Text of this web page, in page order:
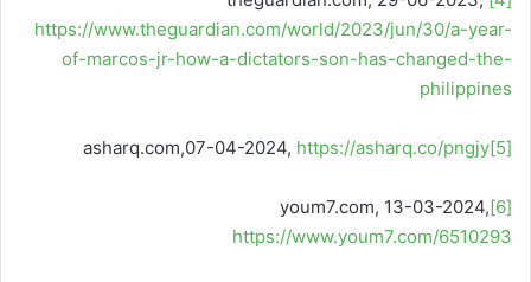
https://www.theguardian.com/world/2023/jun/30/a-year-
of-marcos-jr-how-a-dictators-son-has-changed-the-
philippines
[5]
asharq.com,07-04-2024, https://asharq.co/pngjy
[6]
youm7.com, 13-03-2024,
https://www.youm7.com/6510293